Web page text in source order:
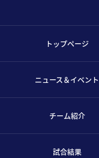
トップページ
ニュース＆イベント
チーム紹介
試合結果